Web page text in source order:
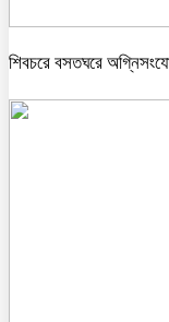
শিবচরে বসতঘরে